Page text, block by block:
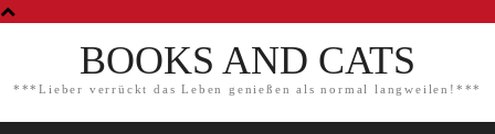
BOOKS AND CATS
***Lieber verrückt das Leben genießen als normal langweilen!***